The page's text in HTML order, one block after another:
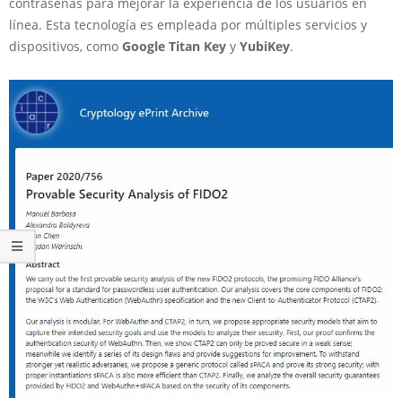
línea. Esta tecnología es empleada por múltiples servicios y
dispositivos, como Google Titan Key y YubiKey.